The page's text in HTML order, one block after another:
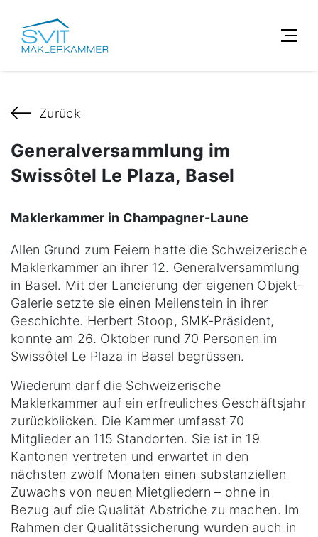
Zurück
Generalversammlung im
Swissôtel Le Plaza, Basel
Maklerkammer in Champagner-Laune
Allen Grund zum Feiern hatte die Schweizerische
Maklerkammer an ihrer 12. Generalversammlung
in Basel. Mit der Lancierung der eigenen Objekt-
Galerie setzte sie einen Meilenstein in ihrer
Geschichte. Herbert Stoop, SMK-Präsident,
konnte am 26. Oktober rund 70 Personen im
Swissôtel Le Plaza in Basel begrüssen.
Wiederum darf die Schweizerische
Maklerkammer auf ein erfreuliches Geschäftsjahr
zurückblicken. Die Kammer umfasst 70
Mitglieder an 115 Standorten. Sie ist in 19
Kantonen vertreten und erwartet in den
nächsten zwölf Monaten einen substanziellen
Zuwachs von neuen Mietgliedern – ohne in
Bezug auf die Qualität Abstriche zu machen. Im
Rahmen der Qualitätssicherung wurden auch in